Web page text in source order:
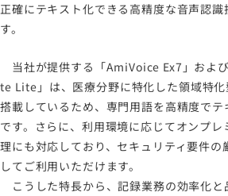
正確にテキスト化できる高精度な音声認
す。
当社が提供する「AmiVoice Ex7」およ
te Lite」は、医療分野に特化した領域特
搭載しているため、専門用語を高精度で
です。さらに、利用環境に応じてオンプ
理にも対応しており、セキュリティ要件の
してご利用いただけます。
こうした特長から、記録業務の効率化と